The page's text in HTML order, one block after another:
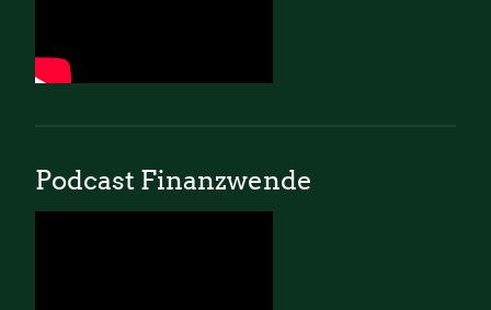
Podcast Finanzwende